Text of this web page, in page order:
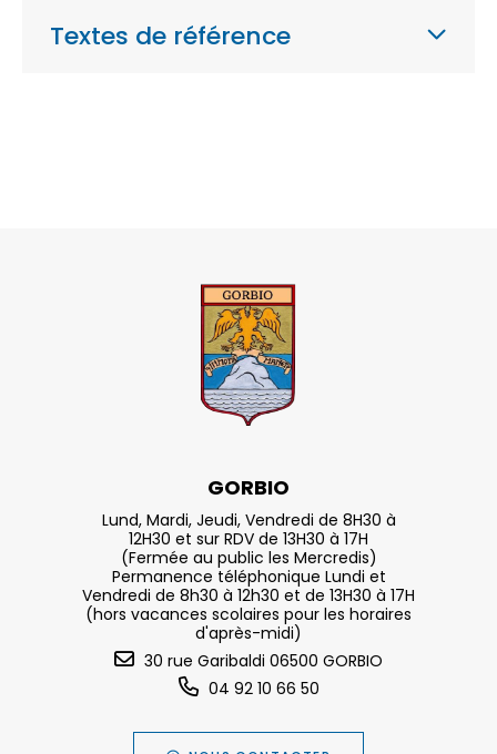
Textes de référence
GORBIO
Lund, Mardi, Jeudi, Vendredi de 8H30 à
12H30 et sur RDV de 13H30 à 17H
(Fermée au public les Mercredis)
Permanence téléphonique Lundi et
Vendredi de 8h30 à 12h30 et de 13H30 à 17H
(hors vacances scolaires pour les horaires
d'après-midi)
30 rue Garibaldi 06500 GORBIO
04 92 10 66 50